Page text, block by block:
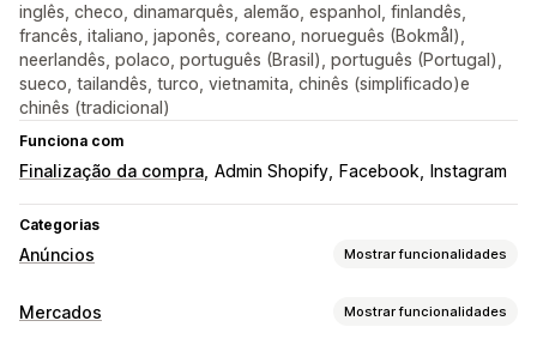
inglês, checo, dinamarquês, alemão, espanhol, finlandês,
francês, italiano, japonês, coreano, norueguês (Bokmål),
neerlandês, polaco, português (Brasil), português (Portugal),
sueco, tailandês, turco, vietnamita, chinês (simplificado)e
chinês (tradicional)
Funciona com
Finalização da compra Admin Shopify Facebook Instagram
Categorias
Anúncios Mostrar funcionalidades
Direcionamento
Mercados Mostrar funcionalidades